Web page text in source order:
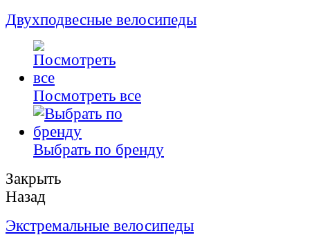
Двухподвесные велосипеды
Посмотреть все
Выбрать по бренду
Закрыть
Назад
Экстремальные велосипеды